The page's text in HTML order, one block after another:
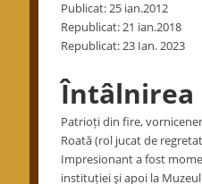
Publicat: 25 ian.2012
Republicat: 21 ian.2018
Republicat: 23 Ian. 2023
Întâlnirea
Patrioți din fire,
Roată (rol jucat de
Impresionant a fost
instituției şi apoi la Muzeul